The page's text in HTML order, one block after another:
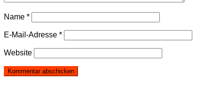
Name *
E-Mail-Adresse *
Website